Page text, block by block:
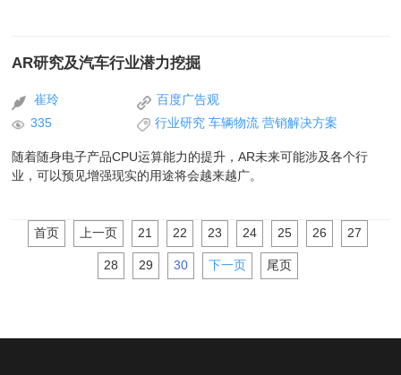
AR研究及汽车行业潜力挖掘
崔玲
百度广告观
335
行业研究 车辆物流 营销解决方案
随着随身电子产品CPU运算能力的提升，AR未来可能涉及各个行
业，可以预见增强现实的用途将会越来越广。
首页 上一页 21 22 23 24 25 26 27
28 29 30 下一页 尾页